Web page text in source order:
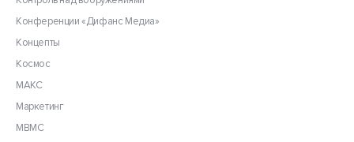
Конференции «Дифанс Медиа»
Концепты
Космос
МАКС
Маркетинг
МВМС